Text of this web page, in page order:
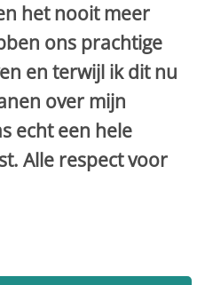
het nooit meer
ons prachtige
en terwijl ik dit nu
over mijn
echt een hele
Alle respect voor